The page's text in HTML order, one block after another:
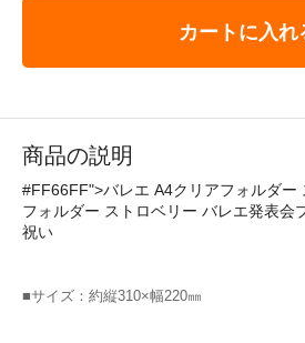
カートに入れ
商品の説明
#FF66FF">バレエ A4クリアフォルダー
フォルダー ストロベリー バレエ発表会
祝い
■サイズ：約縦310×幅220㎜